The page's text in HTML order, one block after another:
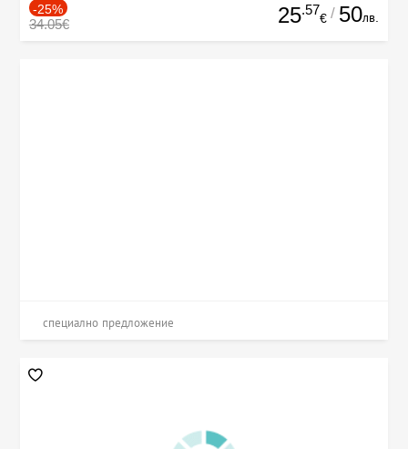
-25%
34.05€ 25.57
€ / 50лв.
специално предложение